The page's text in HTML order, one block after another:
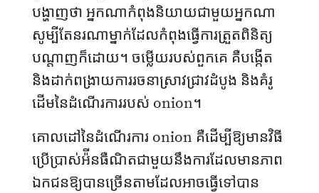
បង្ហាញថា អ្នកណាកំពុងនិយាយជាមួយអ្នកណា
សូម្បីតែនរណាម្នាក់ដែលកំពុងធ្វើការត្រួតពិនិត្យ
បណ្តាញក៏ដោយ។ ចម្លើយរបស់ពួកគេ គឺបង្កើត
និងដាក់ពង្រាយការរចនាស្រាវជ្រាវដំបូង និងគំរូ
ដើមនៃដំណើរការរបស់ onion។
គោលដៅនៃដំណើរការ onion គឺដើម្បីឱ្យមានវិធី
ប្រើប្រាស់អ៉ីនធឺណិតជាមួយនឹងការដែលមានភាព
ឯកជនឱ្យបានច្រើនតាមដែលអាចធ្វើទៅបាន